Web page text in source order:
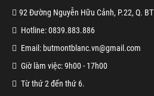
92 Đường Nguyễn Hữu Cảnh, P.22, Q. BT
Hotline: 0839.883.886
Email: butmontblanc.vn@gmail.com
Giờ làm việc: 9h00 - 17h00
Từ thứ 2 đến thứ 6.